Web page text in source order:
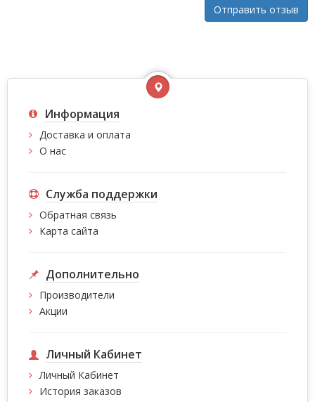
Отправить отзыв
Информация
Доставка и оплата
О нас
Служба поддержки
Обратная связь
Карта сайта
Дополнительно
Производители
Акции
Личный Кабинет
Личный Кабинет
История заказов